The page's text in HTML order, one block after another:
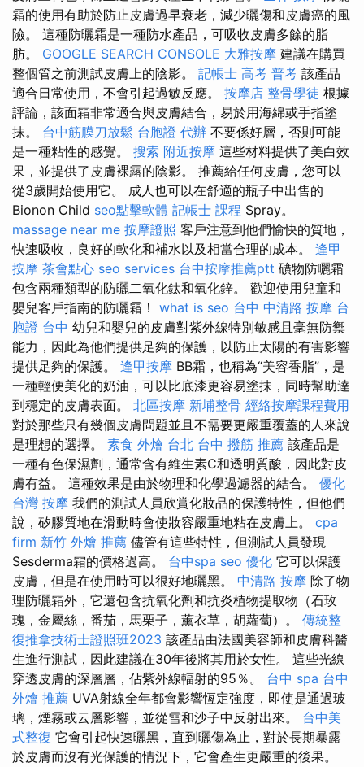
霜的使用有助於防止皮膚過早衰老，減少曬傷和皮膚癌的風
險。 這種防曬霜是一種防水產品，可吸收皮膚多餘的脂
肪。 GOOGLE SEARCH CONSOLE 大雅按摩 建議在購買
整個管之前測試皮膚上的陰影。 記帳士 高考 普考 該產品
適合日常使用，不會引起過敏反應。 按摩店 整骨學徒 根據
評論，該面霜非常適合與皮膚結合，易於用海綿或手指塗
抹。 台中筋膜刀放鬆 台胞證 代辦 不要係好層，否則可能
是一種粘性的感覺。 搜索 附近按摩 這些材料提供了美白效
果，並提供了皮膚裸露的陰影。 推薦給任何皮膚，您可以
從3歲開始使用它。 成人也可以在舒適的瓶子中出售的
Bionon Child seo點擊軟體 記帳士 課程 Spray。
massage near me 按摩證照 客戶注意到他們愉快的質地，
快速吸收，良好的軟化和補水以及相當合理的成本。 逢甲
按摩 茶會點心 seo services 台中按摩推薦ptt 礦物防曬霜
包含兩種類型的防曬二氧化鈦和氧化鋅。 歡迎使用兒童和
嬰兒客戶指南的防曬霜！ what is seo 台中 中清路 按摩 台
胞證 台中 幼兒和嬰兒的皮膚對紫外線特別敏感且毫無防禦
能力，因此為他們提供足夠的保護，以防止太陽的有害影響
提供足夠的保護。 逢甲按摩 BB霜，也稱為“美容香脂”，是
一種輕便美化的奶油，可以比底漆更容易塗抹，同時幫助達
到穩定的皮膚表面。 北區按摩 新埔整骨 經絡按摩課程費用
對於那些只有幾個皮膚問題並且不需要更嚴重覆蓋的人來說
是理想的選擇。 素食 外燴 台北 台中 撥筋 推薦 該產品是
一種有色保濕劑，通常含有維生素C和透明質酸，因此對皮
膚有益。 這種效果是由於物理和化學過濾器的結合。 優化
台灣 按摩 我們的測試人員欣賞化妝品的保護特性，但他們
說，矽膠質地在滑動時會使妝容嚴重地粘在皮膚上。 cpa
firm 新竹 外燴 推薦 儘管有這些特性，但測試人員發現
Sesderma霜的價格過高。 台中spa seo 優化 它可以保護
皮膚，但是在使用時可以很好地曬黑。 中清路 按摩 除了物
理防曬霜外，它還包含抗氧化劑和抗炎植物提取物（石玫
瑰，金屬絲，番茄，馬栗子，薰衣草，胡蘿蔔）。 傳統整
復推拿技術士證照班2023 該產品由法國美容師和皮膚科醫
生進行測試，因此建議在30年後將其用於女性。 這些光線
穿透皮膚的深層層，佔紫外線輻射的95％。 台中 spa 台中
外燴 推薦 UVA射線全年都會影響恆定強度，即使是通過玻
璃，煙霧或云層影響，並從雪和沙子中反射出來。 台中美
式整復 它會引起快速曬黑，直到曬傷為止，對於長期暴露
於皮膚而沒有光保護的情況下，它會產生更嚴重的後果。